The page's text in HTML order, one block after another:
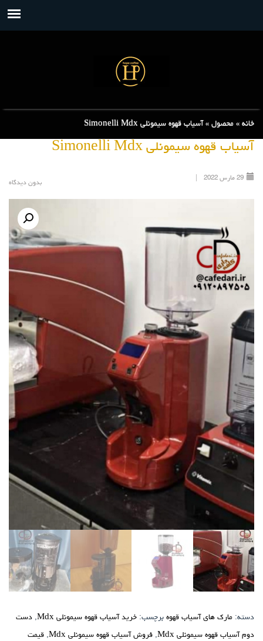
خانه » محصول »آسیاب قهوه سیمونلی Simonelli Mdx
آسیاب قهوه سیمونلی Simonelli Mdx
29 مارس 2022
بدون دیدگاه
دسته: مارک های آسیاب قهوه برچسب: خرید آسیاب قهوه سیمونلی Mdx , دست
دوم آسیاب قهوه سیمونلی Mdx
, فروش آسیاب قهوه سیمونلی Mdx , قیمت